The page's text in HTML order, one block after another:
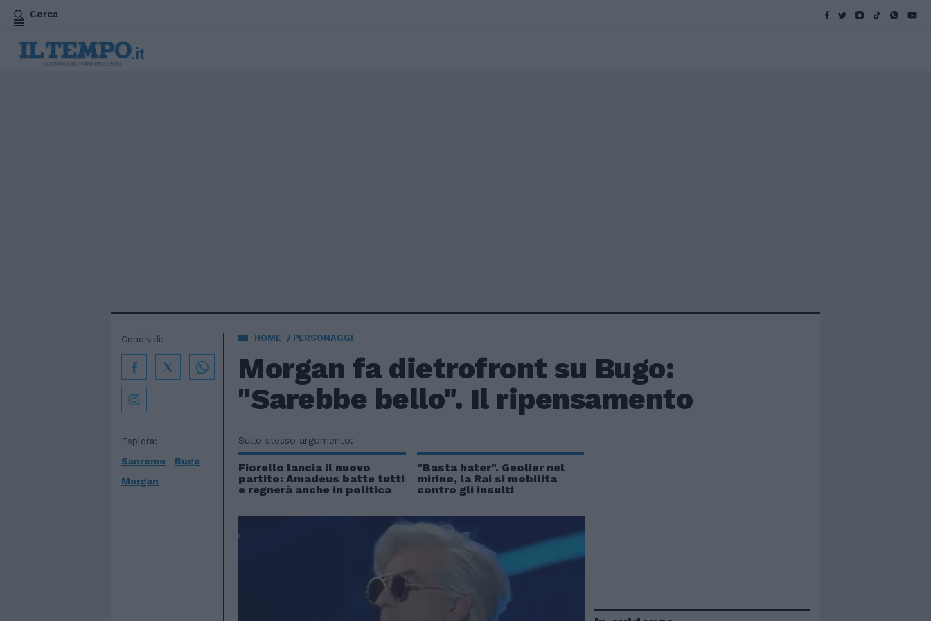
Cerca
HOME PERSONAGGI
Morgan fa dietrofront su Bugo:
"Sarebbe bello". Il ripensamento
Esplora:
Sanremo
Bugo
Morgan
Condividi:
Sullo stesso argomento:
Fiorello lancia il nuovo
partito: Amadeus batte tutti
e regnerà anche in politica
"Basta hater". Geolier nel
mirino, la Rai si mobilita
contro gli insulti